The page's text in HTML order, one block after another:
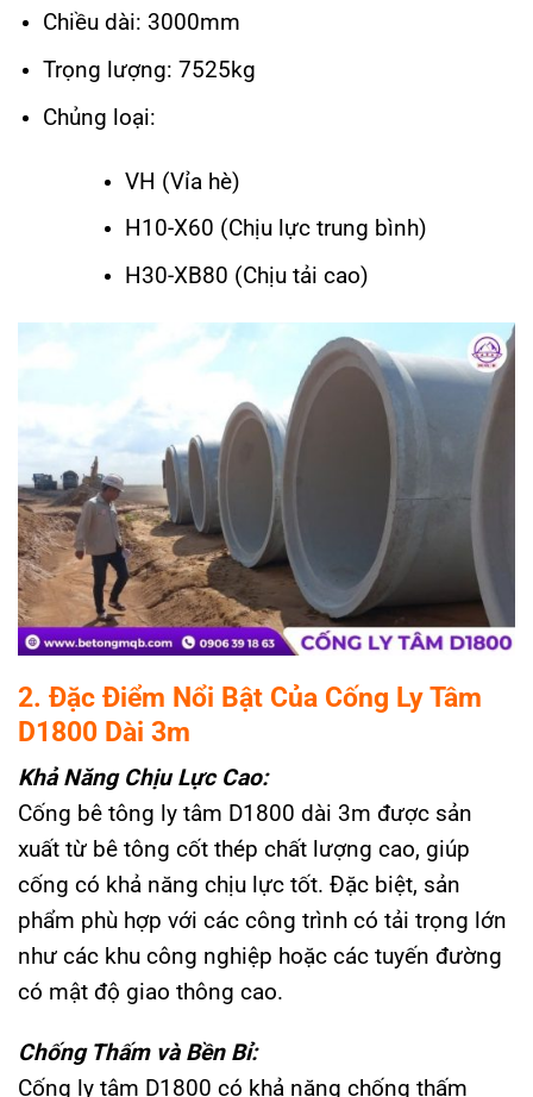
Chiều dài: 3000mm
Trọng lượng: 7525kg
Chủng loại:
VH (Vỉa hè)
H10-X60 (Chịu lực trung bình)
H30-XB80 (Chịu tải cao)
2. Đặc Điểm Nổi Bật Của Cống Ly Tâm
D1800 Dài 3m
Khả Năng Chịu Lực Cao:
Cống bê tông ly tâm D1800 dài 3m được sản
xuất từ bê tông cốt thép chất lượng cao, giúp
cống có khả năng chịu lực tốt. Đặc biệt, sản
phẩm phù hợp với các công trình có tải trọng lớn
như các khu công nghiệp hoặc các tuyến đường
có mật độ giao thông cao.
Chống Thấm và Bền Bỉ:
Cống ly tâm D1800 có khả năng chống thấm